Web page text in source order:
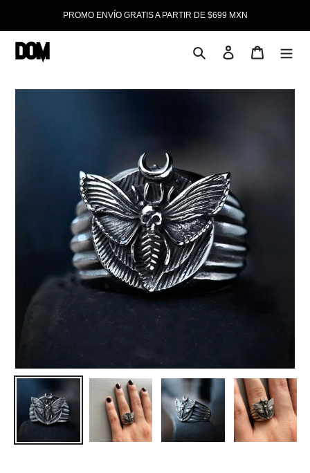
contenido
PROMO ENVÍO GRATIS A PARTIR DE $699 MXN
Buscar Ingresar Carrito